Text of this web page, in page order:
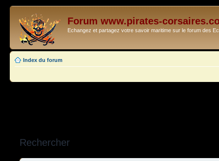
Forum www.pirates-
Echangez et partagez votre savoir maritime sur le forum des
Index du forum
Rechercher